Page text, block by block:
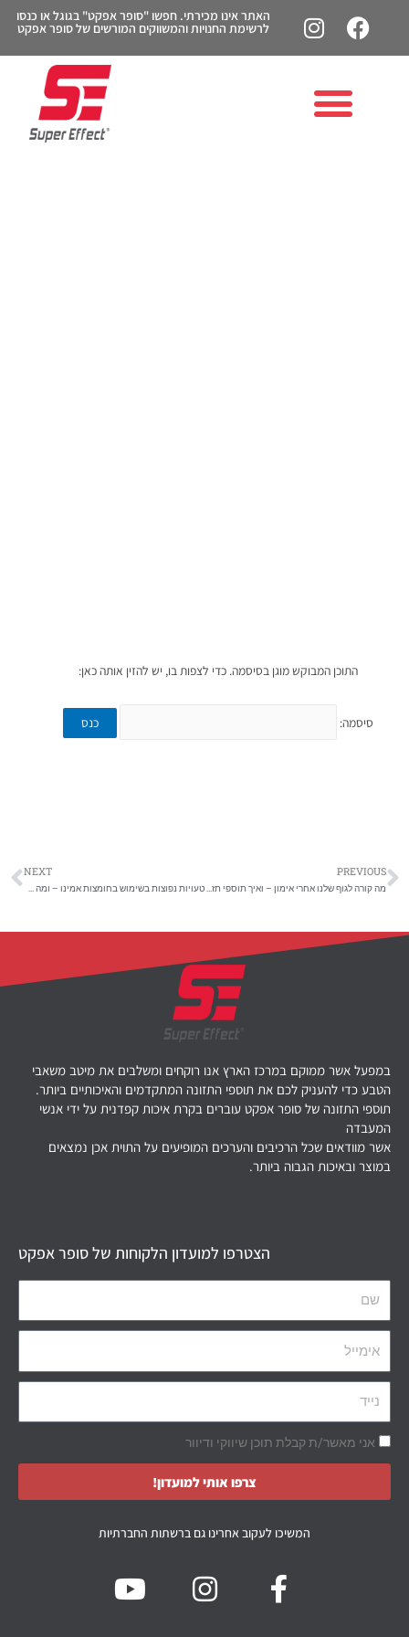
האתר אינו מכירתי. חפשו "סופר אפקט" בגוגל או כנסו
לרשימת החנויות והמשווקים המורשים של סופר אפקט
התוכן המבוקש מוגן בסיסמה. כדי לצפות בו, יש להזין אותה כאן:
סיסמה:
PREVIOUS
מה קורה לגוף שלנו אחרי אימון – ואיך תוספי תזונה עוזרים בתהליך ההתאוששות
NEXT
טעויות נפוצות בשימוש בחומצות אמינו – ומה לעשות אחרת?
במפעל אשר ממוקם במרכז הארץ אנו רוקחים ומשלבים את מיטב משאבי
הטבע כדי להעניק לכם את תוספי התזונה המתקדמים והאיכותיים ביותר.
תוספי התזונה של סופר אפקט עוברים בקרת איכות קפדנית על ידי אנשי
המעבדה
אשר מוודאים שכל הרכיבים והערכים המופיעים על התוית אכן נמצאים
במוצר ובאיכות הגבוה ביותר.
הצטרפו למועדון הלקוחות של סופר אפקט
אני מאשר/ת קבלת תוכן שיווקי ודיוור
צרפו אותי למועדון!
המשיכו לעקוב אחרינו גם ברשתות החברתיות